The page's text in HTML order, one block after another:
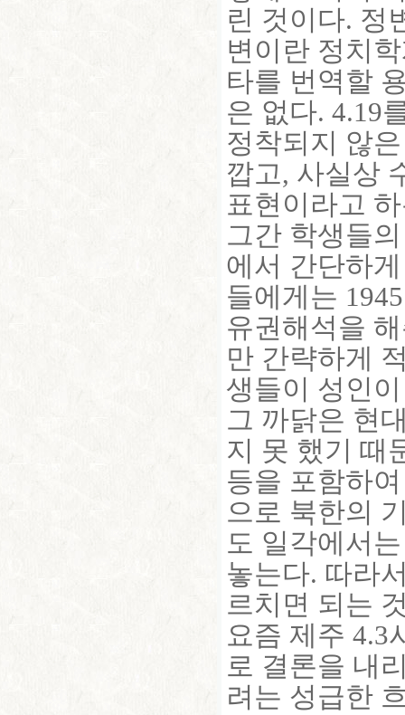
린 것이다. 정
변이란 정치
타를 번역할
은 없다. 4.19
정착되지 않
깝고, 사실상
표현이라고
그간 학생들
에서 간단하
들에게는
유권해석을
만 간략하게
생들이 성인
그 까닭은 현
지 못 했기 때
등을 포함하
으로 북한의
도 일각에서
놓는다. 따라
르치면 되는
요즘 제주 4.3
로 결론을 내
려는 성급한